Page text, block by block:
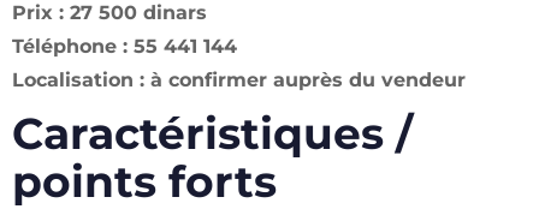
Prix : 27 500 dinars
Téléphone : 55 441 144
Localisation : à confirmer auprès du vendeur
Caractéristiques /
points forts